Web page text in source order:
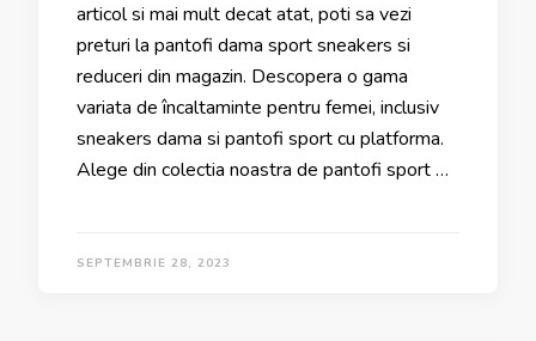
articol si mai mult decat atat, poti sa vezi
preturi la pantofi dama sport sneakers si
reduceri din magazin. Descopera o gama
variata de încaltaminte pentru femei, inclusiv
sneakers dama si pantofi sport cu platforma.
Alege din colectia noastra de pantofi sport …
SEPTEMBRIE 28, 2023